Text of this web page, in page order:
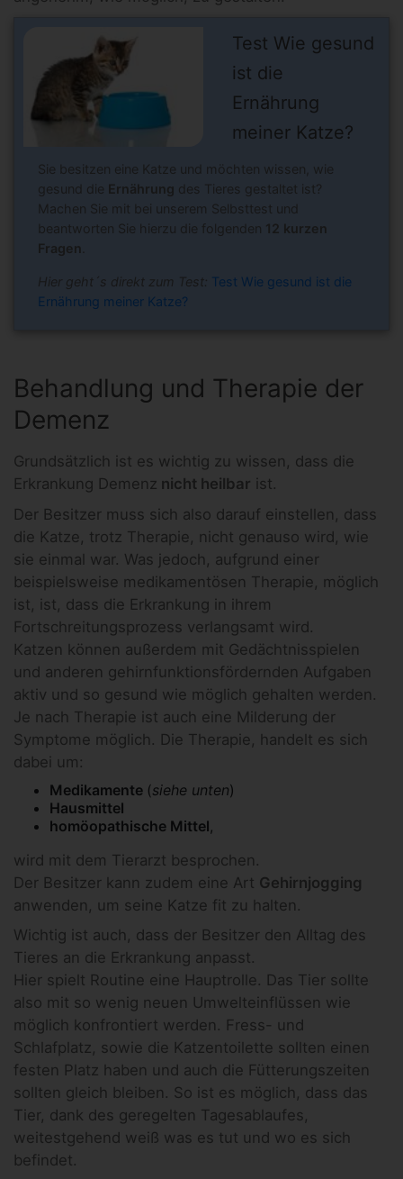
Test Wie gesund
ist die
Ernährung
meiner Katze?
Sie besitzen eine Katze und möchten wissen, wie
gesund die Ernährung des Tieres gestaltet ist?
Machen Sie mit bei unserem Selbsttest und
beantworten Sie hierzu die folgenden 12 kurzen
Fragen
Hier geht´s direkt zum Test: Test Wie gesund ist die
Ernährung meiner Katze?
Behandlung und Therapie der
Demenz
Grundsätzlich ist es wichtig zu wissen, dass die
Erkrankung Demenz nicht heilbar ist.
Der Besitzer muss sich also darauf einstellen, dass
die Katze, trotz Therapie, nicht genauso wird, wie
sie einmal war. Was jedoch, aufgrund einer
beispielsweise medikamentösen Therapie, möglich
ist, ist, dass die Erkrankung in ihrem
Fortschreitungsprozess verlangsamt wird.
Katzen können außerdem mit Gedächtnisspielen
und anderen gehirnfunktionsfördernden Aufgaben
aktiv und so gesund wie möglich gehalten werden.
Je nach Therapie ist auch eine Milderung der
Symptome möglich. Die Therapie, handelt es sich
dabei um:
Medikamente (siehe unten)
Hausmittel
homöopathische Mittel,
wird mit dem Tierarzt besprochen.
Der Besitzer kann zudem eine Art Gehirnjogging
anwenden, um seine Katze fit zu halten.
Wichtig ist auch, dass der Besitzer den Alltag des
Tieres an die Erkrankung anpasst.
Hier spielt Routine eine Hauptrolle. Das Tier sollte
also mit so wenig neuen Umwelteinflüssen wie
möglich konfrontiert werden. Fress- und
Schlafplatz, sowie die Katzentoilette sollten einen
festen Platz haben und auch die Fütterungszeiten
sollten gleich bleiben. So ist es möglich, dass das
Tier, dank des geregelten Tagesablaufes,
weitestgehend weiß was es tut und wo es sich
befindet.